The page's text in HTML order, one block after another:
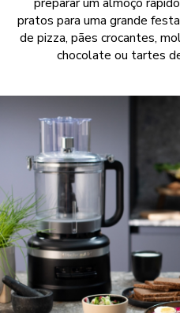
pratos para uma grande
de pizza, pães crocantes,
chocolate ou tartes